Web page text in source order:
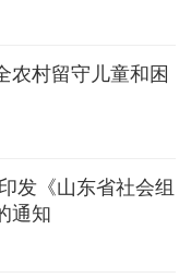
农村留守儿童和困
发《山东省社会组
通知